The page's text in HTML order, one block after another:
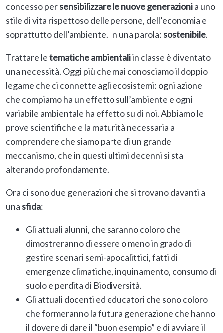
concesso persensibilizzare le nuove generazionia uno
stile di vita rispettoso delle persone, dell’economia e
soprattutto dell’ambiente. In una parola:sostenibile.
Trattare letematiche ambientaliin classe è diventato
una necessità. Oggi più che mai conosciamo il doppio
legame che ci connette agli ecosistemi: ogni azione
che compiamo ha un effetto sull’ambiente e ogni
variabile ambientale ha effetto su di noi. Abbiamo le
prove scientifiche e la maturità necessaria a
comprendere che siamo parte di un grande
meccanismo, che in questi ultimi decenni si sta
alterando profondamente.
Ora ci sono due generazioni che si trovano davanti a
unasfida:
Gli attuali alunni, che saranno coloro che
dimostreranno di essere o meno in grado di
gestire scenari semi-apocalittici, fatti di
emergenze climatiche, inquinamento, consumo di
suolo e perdita di Biodiversità.
Gli attuali docenti ed educatori che sono coloro
che formeranno la futura generazione che hanno
il dovere di dare il “buon esempio” e di avviare il